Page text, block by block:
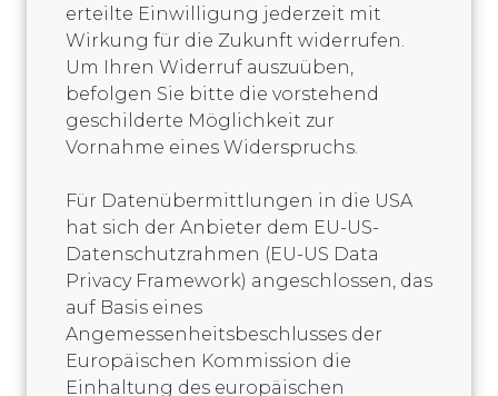
erteilte Einwilligung jederzeit mit
Wirkung für die Zukunft widerrufen.
Um Ihren Widerruf auszuüben,
befolgen Sie bitte die vorstehend
geschilderte Möglichkeit zur
Vornahme eines Widerspruchs.
Für Datenübermittlungen in die USA
hat sich der Anbieter dem EU-US-
Datenschutzrahmen (EU-US Data
Privacy Framework) angeschlossen, das
auf Basis eines
Angemessenheitsbeschlusses der
Europäischen Kommission die
Einhaltung des europäischen